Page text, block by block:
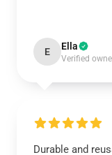
E Ella
Verified
Durable and